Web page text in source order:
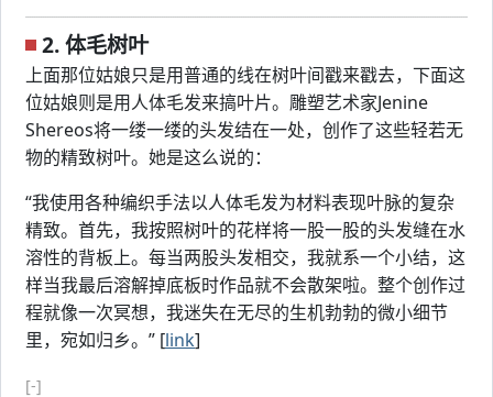
2. 体毛树叶
上面那位姑娘只是用普通的线在树叶间戳来戳去，下面这
位姑娘则是用人体毛发来搞叶片。雕塑艺术家Jenine
Shereos将一缕一缕的头发结在一处，创作了这些轻若无
物的精致树叶。她是这么说的：
“我使用各种编织手法以人体毛发为材料表现叶脉的复杂
精致。首先，我按照树叶的花样将一股一股的头发缝在水
溶性的背板上。每当两股头发相交，我就系一个小结，这
样当我最后溶解掉底板时作品就不会散架啦。整个创作过
程就像一次冥想，我迷失在无尽的生机勃勃的微小细节
里，宛如归乡。” [link]
[-]